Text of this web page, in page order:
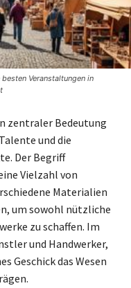
Veranstaltungen in
zentraler Bedeutung
und die
Der Begriff
Vielzahl von
Materialien
um sowohl nützliche
zu schaffen. Im
und Handwerker,
Geschick das Wesen